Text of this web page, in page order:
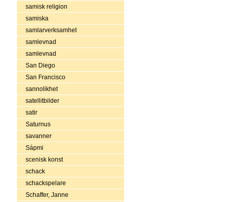
samisk religion
samiska
samlarverksamhet
samlevnad
samlevnad
San Diego
San Francisco
sannolikhet
satellitbilder
satir
Saturnus
savanner
Sápmi
scenisk konst
schack
schackspelare
Schaffer, Janne